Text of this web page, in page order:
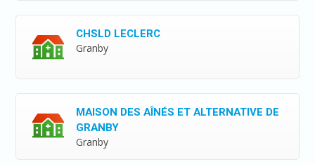
CHSLD LECLERC
Granby
MAISON DES AÎNÉS ET ALTERNATIVE DE
GRANBY
Granby